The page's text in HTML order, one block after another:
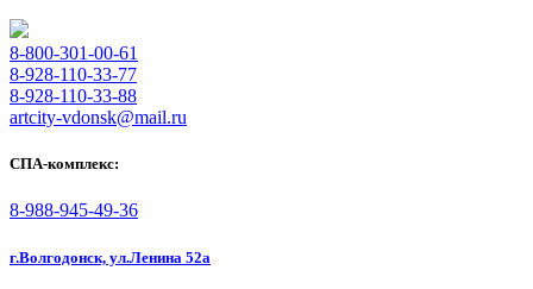
8-800-301-00-61
8-928-110-33-77
8-928-110-33-88
artcity-vdonsk@mail.ru
СПА-комплекс:
8-988-945-49-36
г.Волгодонск, ул.Ленина 52а